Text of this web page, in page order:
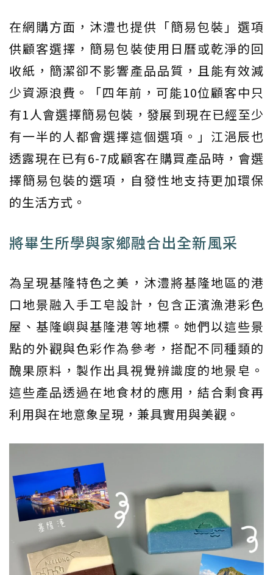
在網購方面，沐澧也提供「簡易包裝」選項
供顧客選擇，簡易包裝使用日曆或乾淨的回
收紙，簡潔卻不影響產品品質，且能有效減
少資源浪費。「四年前，可能10位顧客中只
有1人會選擇簡易包裝，發展到現在已經至少
有一半的人都會選擇這個選項。」江浥辰也
透露現在已有6-7成顧客在購買產品時，會選
擇簡易包裝的選項，自發性地支持更加環保
的生活方式。
將畢生所學與家鄉融合出全新風采
為呈現基隆特色之美，沐澧將基隆地區的港
口地景融入手工皂設計，包含正濱漁港彩色
屋、基隆嶼與基隆港等地標。她們以這些景
點的外觀與色彩作為參考，搭配不同種類的
醜果原料，製作出具視覺辨識度的地景皂。
這些產品透過在地食材的應用，結合剩食再
利用與在地意象呈現，兼具實用與美觀。